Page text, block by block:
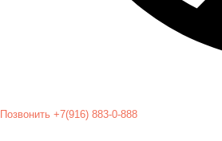
Позвонить +7(916) 883-0-888